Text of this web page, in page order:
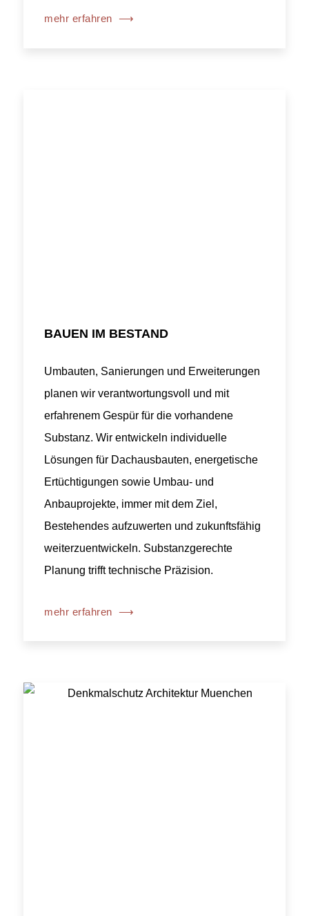
mehr erfahren ⟶
BAUEN IM BESTAND
Umbauten, Sanierungen und Erweiterungen
planen wir verantwortungsvoll und mit
erfahrenem Gespür für die vorhandene
Substanz. Wir entwickeln individuelle
Lösungen für Dachausbauten, energetische
Ertüchtigungen sowie Umbau- und
Anbauprojekte, immer mit dem Ziel,
Bestehendes aufzuwerten und zukunftsfähig
weiterzuentwickeln. Substanzgerechte
Planung trifft technische Präzision.
mehr erfahren ⟶